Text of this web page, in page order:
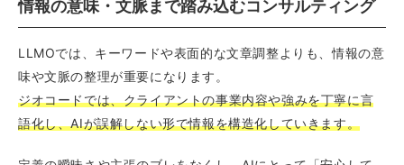
情報の意味・文脈まで踏み込むコンサルティング
LLMOでは、キーワードや表面的な文章調整よりも、情報の意
味や文脈の整理が重要になります。
ジオコードでは、クライアントの事業内容や強みを丁寧に言
語化し、AIが誤解しない形で情報を構造化していきます。